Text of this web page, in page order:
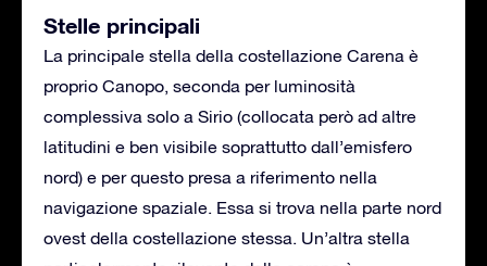
Stelle principali
La principale stella della costellazione Carena è
proprio Canopo, seconda per luminosità
complessiva solo a Sirio (collocata però ad altre
latitudini e ben visibile soprattutto dall’emisfero
nord) e per questo presa a riferimento nella
navigazione spaziale. Essa si trova nella parte nord
ovest della costellazione stessa. Un’altra stella